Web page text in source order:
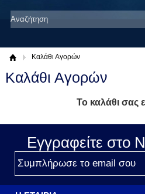
Καλάθι Αγορών
Καλάθι Αγορών
Το καλάθι σας
Εγγραφείτε στο